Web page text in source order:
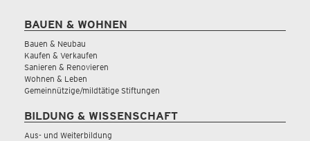
BAUEN & WOHNEN
Bauen & Neubau
Kaufen & Verkaufen
Sanieren & Renovieren
Wohnen & Leben
Gemeinnützige/mildtätige Stiftungen
BILDUNG & WISSENSCHAFT
Aus- und Weiterbildung